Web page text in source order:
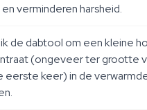
en verminderen harsheid.
de dabtool om een kleine
(ongeveer ter grootte
eerste keer) in de